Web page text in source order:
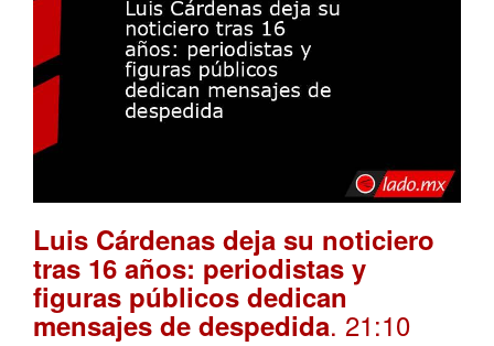
Luis Cárdenas deja su noticiero
tras 16 años: periodistas y
figuras públicos dedican
mensajes de despedida. 21:10